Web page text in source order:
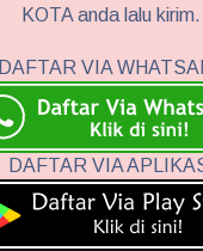
KOTA anda lalu kirim.
DAFTAR VIA
DAFTAR VIA